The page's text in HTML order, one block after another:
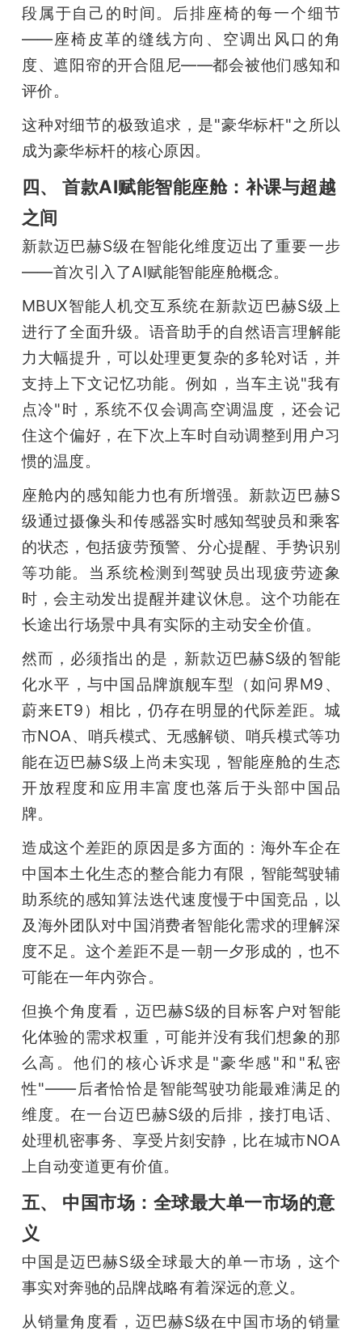
段属于自己的时间。后排座椅的每一个细节
——座椅皮革的缝线方向、空调出风口的角
度、遮阳帘的开合阻尼——都会被他们感知和
评价。
这种对细节的极致追求，是"豪华标杆"之所以
成为豪华标杆的核心原因。
四、 首款AI赋能智能座舱：补课与超越
之间
新款迈巴赫S级在智能化维度迈出了重要一步
——首次引入了AI赋能智能座舱概念。
MBUX智能人机交互系统在新款迈巴赫S级上
进行了全面升级。语音助手的自然语言理解能
力大幅提升，可以处理更复杂的多轮对话，并
支持上下文记忆功能。例如，当车主说"我有
点冷"时，系统不仅会调高空调温度，还会记
住这个偏好，在下次上车时自动调整到用户习
惯的温度。
座舱内的感知能力也有所增强。新款迈巴赫S
级通过摄像头和传感器实时感知驾驶员和乘客
的状态，包括疲劳预警、分心提醒、手势识别
等功能。当系统检测到驾驶员出现疲劳迹象
时，会主动发出提醒并建议休息。这个功能在
长途出行场景中具有实际的主动安全价值。
然而，必须指出的是，新款迈巴赫S级的智能
化水平，与中国品牌旗舰车型（如问界M9、
蔚来ET9）相比，仍存在明显的代际差距。城
市NOA、哨兵模式、无感解锁、哨兵模式等功
能在迈巴赫S级上尚未实现，智能座舱的生态
开放程度和应用丰富度也落后于头部中国品
牌。
造成这个差距的原因是多方面的：海外车企在
中国本土化生态的整合能力有限，智能驾驶辅
助系统的感知算法迭代速度慢于中国竞品，以
及海外团队对中国消费者智能化需求的理解深
度不足。这个差距不是一朝一夕形成的，也不
可能在一年内弥合。
但换个角度看，迈巴赫S级的目标客户对智能
化体验的需求权重，可能并没有我们想象的那
么高。他们的核心诉求是"豪华感"和"私密
性"——后者恰恰是智能驾驶功能最难满足的
维度。在一台迈巴赫S级的后排，接打电话、
处理机密事务、享受片刻安静，比在城市NOA
上自动变道更有价值。
五、 中国市场：全球最大单一市场的意
义
中国是迈巴赫S级全球最大的单一市场，这个
事实对奔驰的品牌战略有着深远的意义。
从销量角度看，迈巴赫S级在中国市场的销量